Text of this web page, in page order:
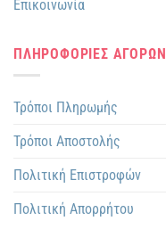
Επικοινωνία
ΠΛΗΡΟΦΟΡΙΕΣ ΑΓΟΡΩΝ
Τρόποι Πληρωμής
Τρόποι Αποστολής
Πολιτική Επιστροφών
Πολιτική Απορρήτου